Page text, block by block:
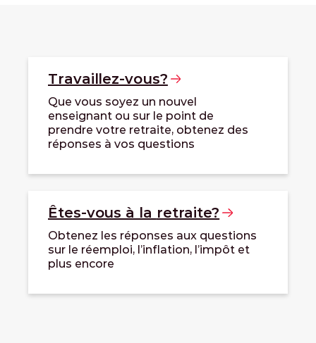
Travaillez-vous?
Que vous soyez un nouvel
enseignant ou sur le point de
prendre votre retraite, obtenez des
réponses à vos questions
Êtes-vous à la retraite?
Obtenez les réponses aux questions
sur le réemploi, l’inflation, l’impôt et
plus encore